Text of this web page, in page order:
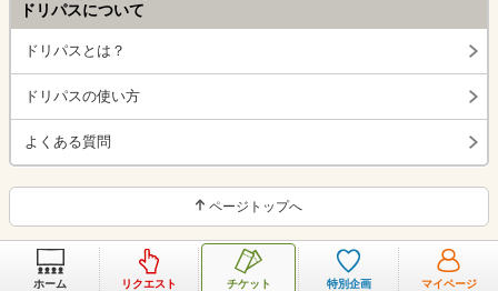
ドリパスについて
ドリパスとは？
ドリパスの使い方
よくある質問
ページトップへ
ホーム リクエスト チケット 特別企画 マイページ